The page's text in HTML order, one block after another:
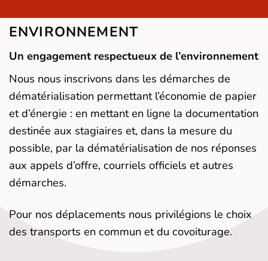
ENVIRONNEMENT
Un engagement respectueux de l’environnement
Nous nous inscrivons dans les démarches de
dématérialisation permettant l’économie de papier
et d’énergie : en mettant en ligne la documentation
destinée aux stagiaires et, dans la mesure du
possible, par la dématérialisation de nos réponses
aux appels d’offre, courriels officiels et autres
démarches.
Pour nos déplacements nous privilégions le choix
des transports en commun et du covoiturage.